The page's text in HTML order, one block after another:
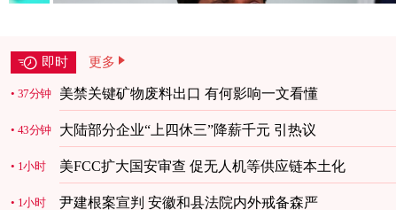
即时 更多
37分钟 美禁关键矿物废料出口 有何影响一文看懂
43分钟 大陆部分企业“上四休三”降薪千元 引热议
1小时 美FCC扩大国安审查 促无人机等供应链本土化
1小时 尹建根案宣判 安徽和县法院内外戒备森严